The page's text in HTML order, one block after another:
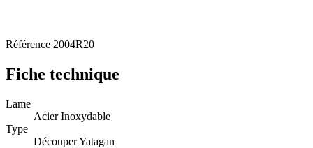
Référence 2004R20
Fiche technique
Lame
Acier Inoxydable
Type
Découper Yatagan